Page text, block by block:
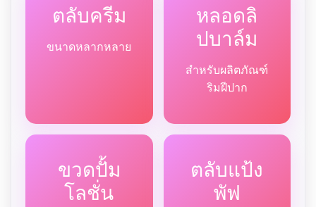
ตลับครีม
ขนาดหลากหลาย
หลอดลิ
ปบาล์ม
สำหรับผลิตภัณฑ์
ริมฝีปาก
ขวดปั้ม
โลชั่น
ตลับแป้ง
พัฟ